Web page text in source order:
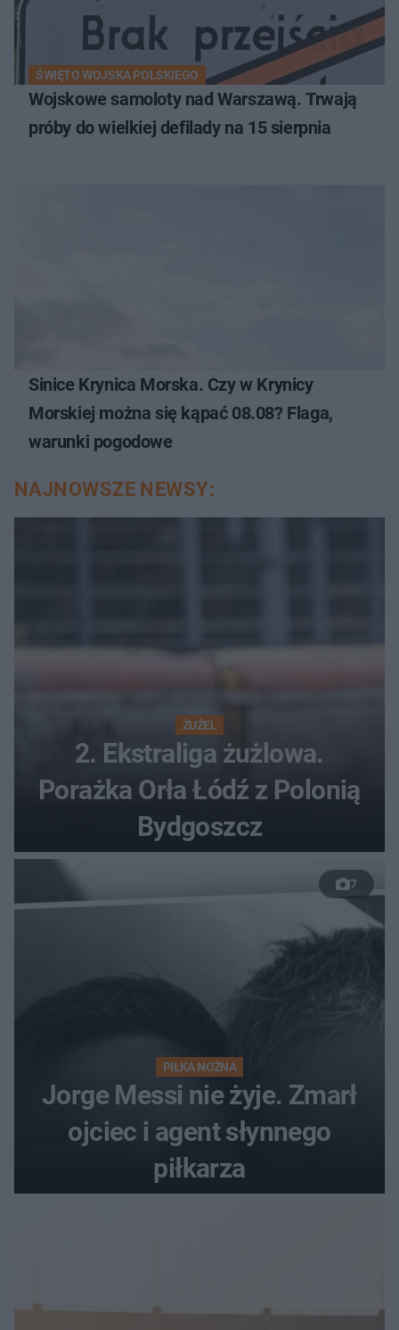
ŚWIĘTO WOJSKA POLSKIEGO
Wojskowe samoloty nad Warszawą. Trwają
próby do wielkiej defilady na 15 sierpnia
Sinice Krynica Morska. Czy w Krynicy
Morskiej można się kąpać 08.08? Flaga,
warunki pogodowe
NAJNOWSZE NEWSY:
ŻUŻEL
2. Ekstraliga żużlowa.
Porażka Orła Łódź z Polonią
Bydgoszcz
7
PIŁKA NOŻNA
Jorge Messi nie żyje. Zmarł
ojciec i agent słynnego
piłkarza